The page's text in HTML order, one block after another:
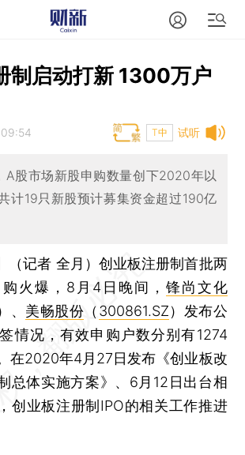
制启动打新 1300万户
试听
T中
A股市场新股申购数量创下2020年以
计19只新股预计募集资金超过190亿
（记者 全月） 创业板注册制首批两
火爆，8月4日晚间， 锋尚文化
、 美畅股份 （300861.SZ）发布公
情况，有效申购户数分别有1274
在2020年4月27日发布《创业板改
总体实施方案》、6月12日出台相
创业板注册制IPO的相关工作推进